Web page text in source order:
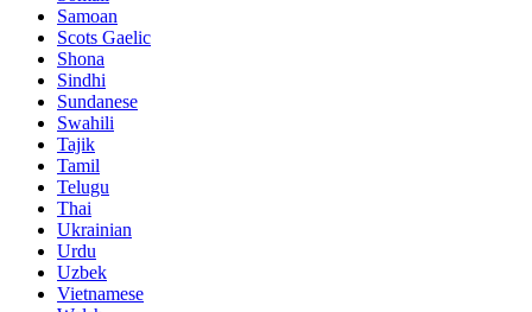
Samoan
Scots Gaelic
Shona
Sindhi
Sundanese
Swahili
Tajik
Tamil
Telugu
Thai
Ukrainian
Urdu
Uzbek
Vietnamese